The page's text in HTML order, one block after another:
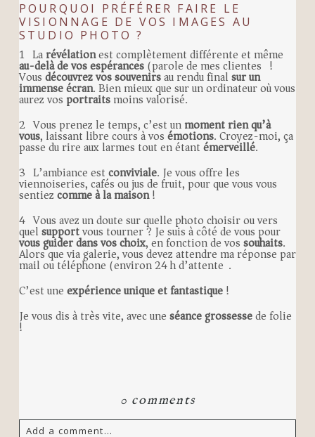
POURQUOI PRÉFÉRER FAIRE LE
VISIONNAGE DE VOS IMAGES AU
STUDIO PHOTO ?
1) Larévélationest complètement différente et même
au-delà de vos espérances(parole de mes clientes) !
Vousdécouvrez vos souvenirsau rendu finalsur un
immense écran. Bien mieux que sur un ordinateur où vous
aurez vos portraitsmoins valorisé.
2) Vous prenez le temps, c’est unmoment rien qu’à
vous, laissant libre cours à vosémotions. Croyez-moi, ça
passe du rire aux larmes tout en étantémerveillé.
3) L’ambiance estconviviale. Je vous offre les
viennoiseries, cafés ou jus de fruit, pour que vous vous
sentiezcomme à la maison!
4) Vous avez un doute sur quelle photo choisir ou vers
quelsupportvous tourner ? Je suis à côté de vous pour
vous guider dans vos choix, en fonction de vossouhaits.
Alors que via galerie, vous devez attendre ma réponse par
mail ou téléphone (environ 24 h d’attente).
C’est uneexpérience unique et fantastique!
Je vous dis à très vite, avec uneséance grossessede folie
!
0 comments
Add a comment...